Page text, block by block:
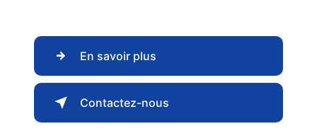
En savoir plus
Contactez-nous